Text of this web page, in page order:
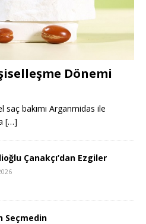
Dönemi
bakımı Arganmidas ile
[…]
Çanakçı’dan Ezgiler
Seçmedin